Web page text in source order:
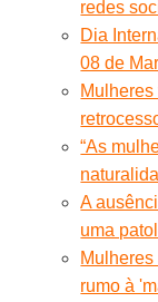
redes
Dia
08 de
“As
A
uma
rumo à